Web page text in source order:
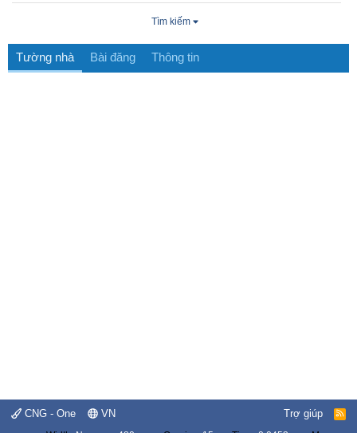
Tìm kiếm
Tường nhà Bài đăng Thông tin
CNG - One VN Trợ giúp
R